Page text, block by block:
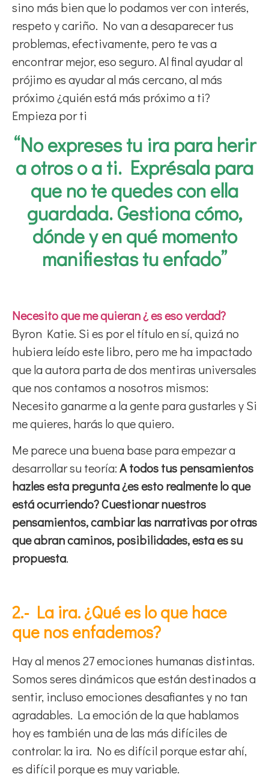
sino más bien que lo podamos ver con interés,
respeto y cariño. No van a desaparecer tus
problemas, efectivamente, pero te vas a
encontrar mejor, eso seguro. Al final ayudar al
prójimo es ayudar al más cercano, al más
próximo ¿quién está más próximo a ti?
Empieza por ti
“No expreses tu ira para herir
a otros o a ti. Exprésala para
que no te quedes con ella
guardada. Gestiona cómo,
dónde y en qué momento
manifiestas tu enfado”
Necesito que me quieran ¿ es eso verdad?
Byron Katie. Si es por el título en sí, quizá no
hubiera leído este libro, pero me ha impactado
que la autora parta de dos mentiras universales
que nos contamos a nosotros mismos:
Necesito ganarme a la gente para gustarles y Si
me quieres, harás lo que quiero.
Me parece una buena base para empezar a
desarrollar su teoría:A todos tus pensamientos
hazles esta pregunta ¿es esto realmente lo que
está ocurriendo? Cuestionar nuestros
pensamientos, cambiar las narrativas por otras
que abran caminos, posibilidades, esta es su
propuesta.
2.- La ira. ¿Qué es lo que hace
que nos enfademos?
Hay al menos 27 emociones humanas distintas.
Somos seres dinámicos que están destinados a
sentir, incluso emociones desafiantes y no tan
agradables. La emoción de la que hablamos
hoy es también una de las más difíciles de
controlar: la ira. No es difícil porque estar ahí,
es difícil porque es muy variable.